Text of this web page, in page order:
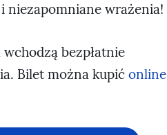
niezapomniane wrażenia!
bezpłatnie
Bilet można kupić online